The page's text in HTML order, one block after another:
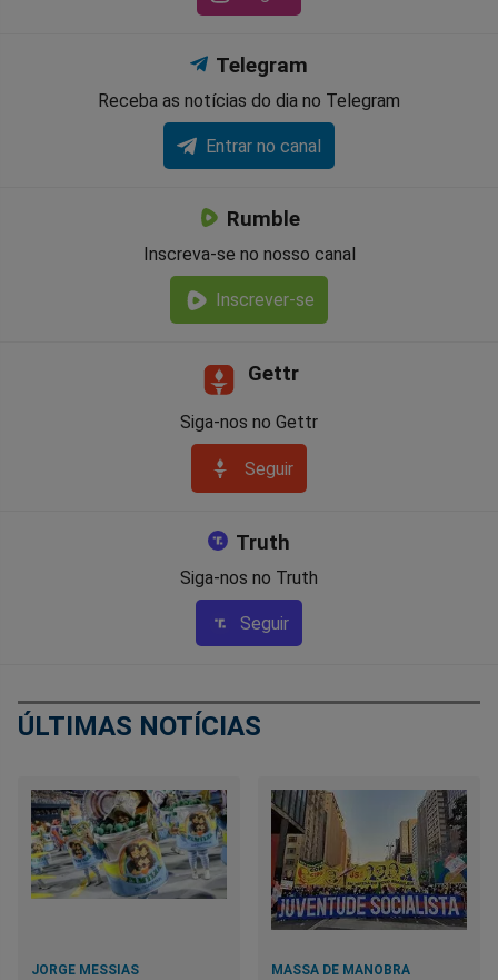
Telegram
Receba as notícias do dia no Telegram
Entrar no canal
Rumble
Inscreva-se no nosso canal
Inscrever-se
Gettr
Siga-nos no Gettr
Seguir
Truth
Siga-nos no Truth
Seguir
ÚLTIMAS NOTÍCIAS
JORGE MESSIAS MASSA DE MANOBRA